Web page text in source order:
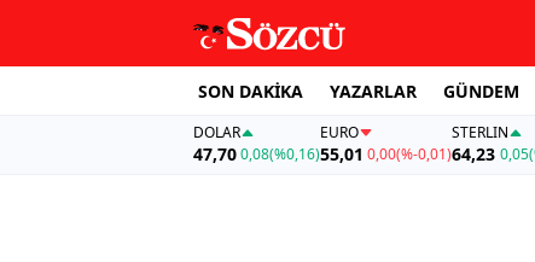
SON DAKİKA YAZARLAR GÜNDEM
DOLAR
47,700,08(%0,16)
EURO
55,01 0,00(%-0,01)
STERLIN
64,23 0,05